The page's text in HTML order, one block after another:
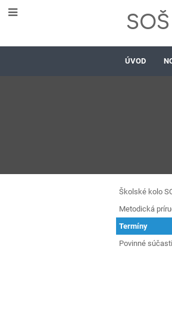
ÚVOD
Školské kolo
Metodická
Termíny
Povinné